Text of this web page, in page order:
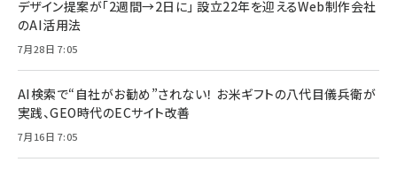
デザイン提案が「2週間→2日に」 設立22年を迎えるWeb制作会社
のAI活用法
7月28日 7:05
AI検索で“自社がお勧め”されない！ お米ギフトの八代目儀兵衛が
実践、GEO時代のECサイト改善
7月16日 7:05